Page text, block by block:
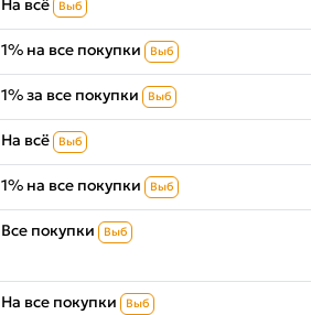
На всё Выб
1% на все покупки Выб
1% за все покупки Выб
На всё Выб
1% на все покупки Выб
Все покупки Выб
На все покупки Выб